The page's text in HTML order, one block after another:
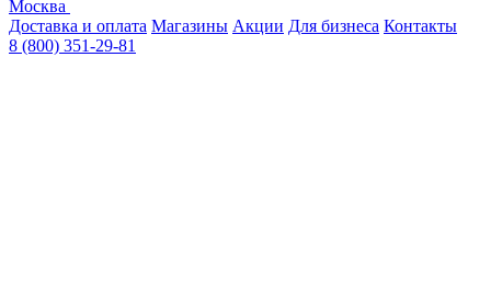
Москва
Доставка и оплата Магазины Акции Для бизнеса Контакты
8 (800) 351-29-81